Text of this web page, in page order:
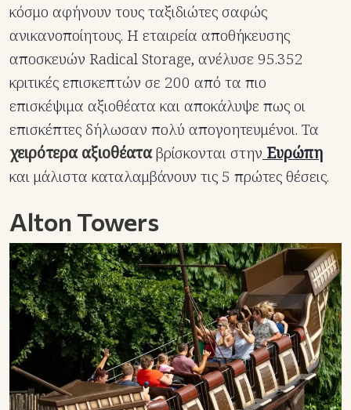
κόσμο αφήνουν τους ταξιδιώτες σαφώς
ανικανοποίητους. Η εταιρεία αποθήκευσης
αποσκευών Radical Storage, ανέλυσε 95.352
κριτικές επισκεπτών σε 200 από τα πιο
επισκέψιμα αξιοθέατα και αποκάλυψε πως οι
επισκέπτες δήλωσαν πολύ απογοητευμένοι. Τα
χειρότερα αξιοθέαταβρίσκονται στην Ευρώπη
και μάλιστα καταλαμβάνουν τις 5 πρώτες θέσεις.
Alton Towers